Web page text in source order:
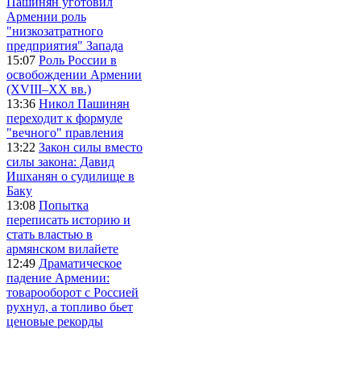
Армении роль
"низкозатратного
предприятия" Запада
15:07 Роль России в
освобождении Армении
(XVIII–XX вв.)
13:36 Никол Пашинян
переходит к формуле
"вечного" правления
13:22 Закон силы вместо
силы закона: Давид
Ишханян о судилище в
Баку
13:08 Попытка
переписать историю и
стать властью в
армянском вилайете
12:49 Драматическое
падение Армении:
товарооборот с Россией
рухнул, а топливо бьет
ценовые рекорды